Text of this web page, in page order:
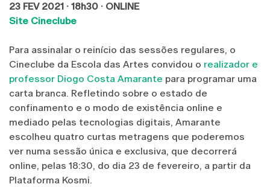
23 FEV 2021 · 18h30 · ONLINE
Site Cineclube
Para assinalar o reinício das sessões regulares, o
Cineclube da Escola das Artes convidou o realizador e
professor Diogo Costa Amarante para programar uma
carta branca. Refletindo sobre o estado de
confinamento e o modo de existência online e
mediado pelas tecnologias digitais, Amarante
escolheu quatro curtas metragens que poderemos
ver numa sessão única e exclusiva, que decorrerá
online, pelas 18:30, do dia 23 de fevereiro, a partir da
Plataforma Kosmi.